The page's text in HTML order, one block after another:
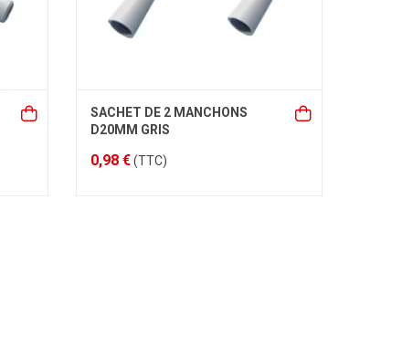
SACHET DE 2 MANCHONS
D20MM GRIS
0,98 €(TTC)